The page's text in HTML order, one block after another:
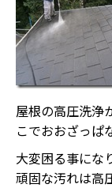
屋根の高圧洗浄
こでおおざっぱ
大変困る事にな
頑固な汚れは高